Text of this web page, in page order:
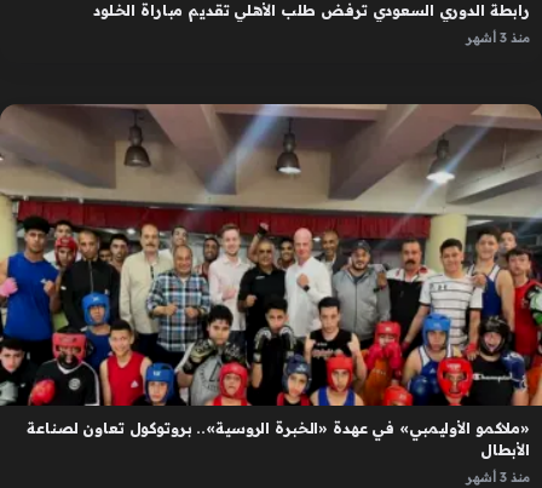
رابطة الدوري السعودي ترفض طلب الأهلي تقديم مباراة الخلود
منذ 3 أشهر
«ملاكمو الأوليمبي» في عهدة «الخبرة الروسية».. بروتوكول تعاون لصناعة
الأبطال
منذ 3 أشهر